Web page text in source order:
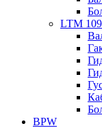
LTM
BPW